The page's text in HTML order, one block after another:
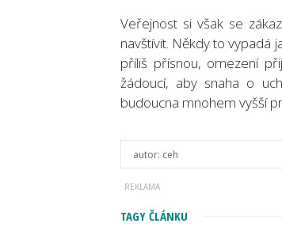
Veřejnost si však se
navštívit. Někdy to vypadá
příliš přísnou, omezení
žádoucí, aby snaha o
budoucna mnohem vyšší
autor: ceh
TAGY ČLÁNKU